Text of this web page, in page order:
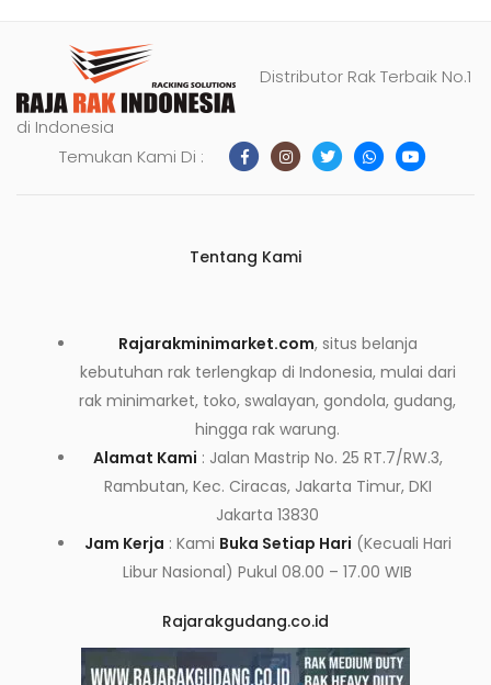
Distributor Rak Terbaik No.1
di Indonesia
Temukan Kami Di :
Tentang Kami
Rajarakminimarket.com, situs belanja
kebutuhan rak terlengkap di Indonesia, mulai dari
rak minimarket, toko, swalayan, gondola, gudang,
hingga rak warung.
Alamat Kami : Jalan Mastrip No. 25 RT.7/RW.3,
Rambutan, Kec. Ciracas, Jakarta Timur, DKI
Jakarta 13830
Jam Kerja : Kami Buka Setiap Hari (Kecuali Hari
Libur Nasional) Pukul 08.00 – 17.00 WIB
Rajarakgudang.co.id